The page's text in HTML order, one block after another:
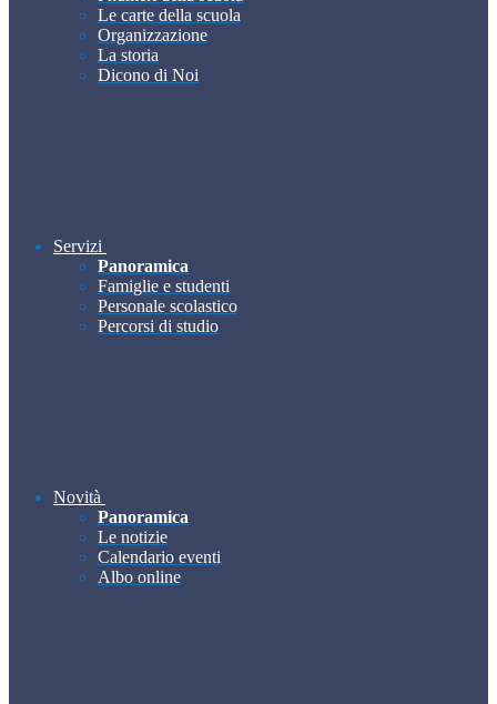
Le carte della scuola
Organizzazione
La storia
Dicono di Noi
Servizi
Panoramica
Famiglie e studenti
Personale scolastico
Percorsi di studio
Novità
Panoramica
Le notizie
Calendario eventi
Albo online